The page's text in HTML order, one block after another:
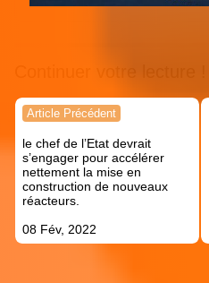
Navigation
l’article
Article Précédent
le chef de l’Etat devrait
s’engager pour accélérer
nettement la mise en
construction de nouveaux
réacteurs.
08 Fév, 2022